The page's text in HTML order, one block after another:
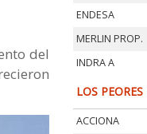
del
ENDESA
MERLIN PROP.
INDRA A
LOS
ACCIONA